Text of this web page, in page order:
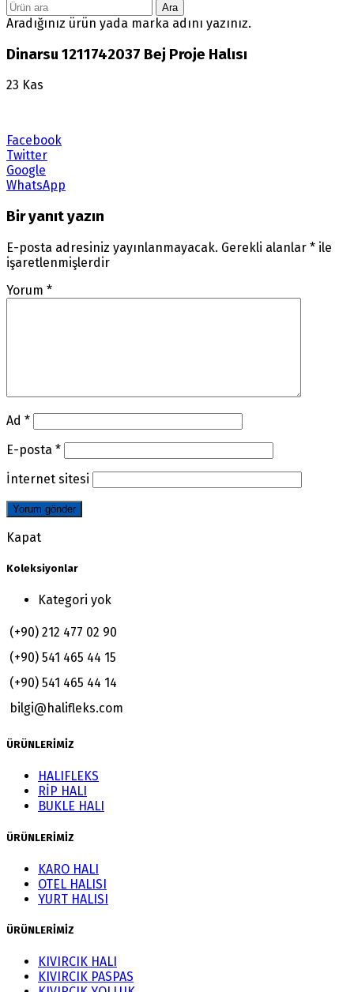
Ara
Aradığınız ürün yada marka adını yazınız.
Dinarsu 1211742037 Bej Proje Halısı
23 Kas
Facebook
Twitter
Google
WhatsApp
Bir yanıt yazın
E-posta adresiniz yayınlanmayacak. Gerekli alanlar * ile
işaretlenmişlerdir
Yorum *
Ad *
E-posta *
İnternet sitesi
Kapat
Koleksiyonlar
Kategori yok
(+90) 212 477 02 90
(+90) 541 465 44 15
(+90) 541 465 44 14
bilgi@halifleks.com
ÜRÜNLERİMİZ
HALIFLEKS
RİP HALI
BUKLE HALI
ÜRÜNLERİMİZ
KARO HALI
OTEL HALISI
YURT HALISI
ÜRÜNLERİMİZ
KIVIRCIK HALI
KIVIRCIK PASPAS